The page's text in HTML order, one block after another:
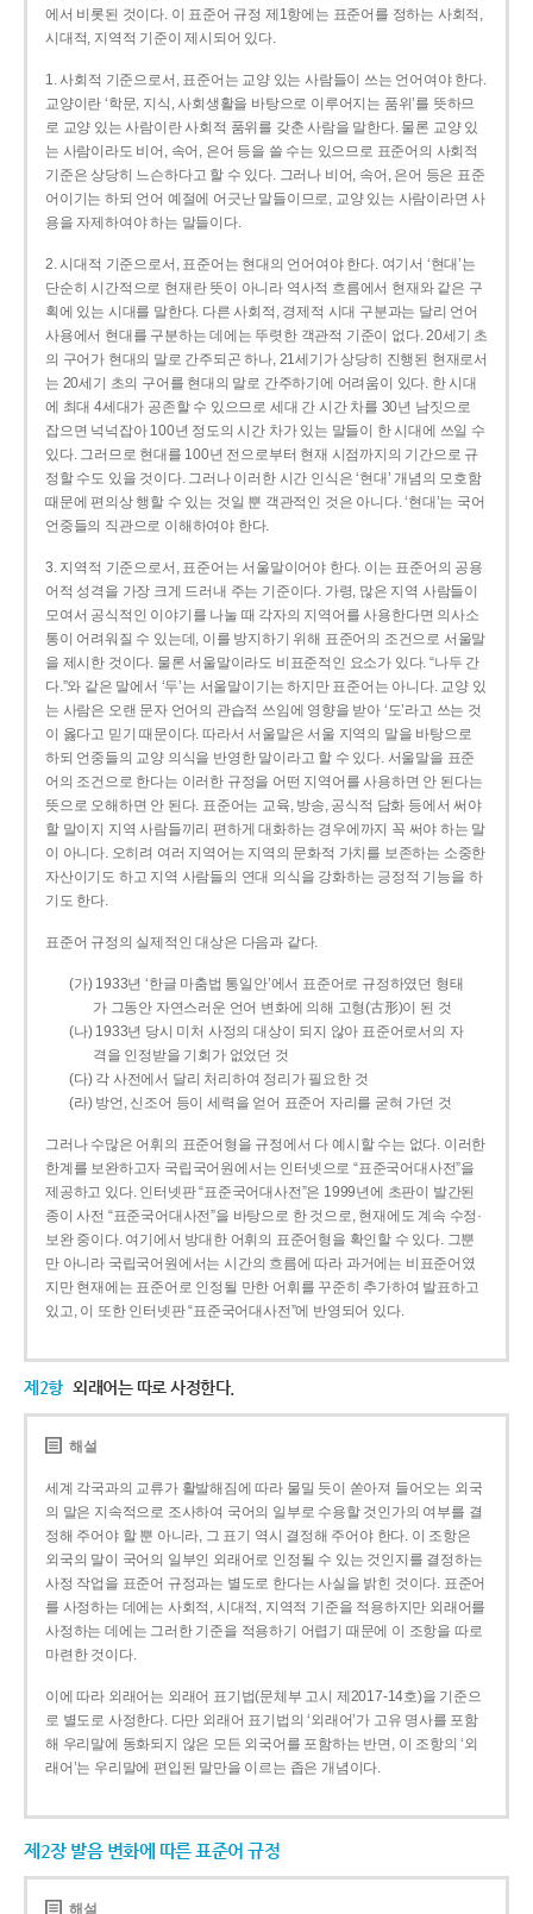
에서 비롯된 것이다. 이 표준어 규정 제1항에는 표준어를 정하는 사회적,
시대적, 지역적 기준이 제시되어 있다.
1. 사회적 기준으로서, 표준어는 교양 있는 사람들이 쓰는 언어여야 한다.
교양이란 ‘학문, 지식, 사회생활을 바탕으로 이루어지는 품위’를 뜻하므
로 교양 있는 사람이란 사회적 품위를 갖춘 사람을 말한다. 물론 교양 있
는 사람이라도 비어, 속어, 은어 등을 쓸 수는 있으므로 표준어의 사회적
기준은 상당히 느슨하다고 할 수 있다. 그러나 비어, 속어, 은어 등은 표준
어이기는 하되 언어 예절에 어긋난 말들이므로, 교양 있는 사람이라면 사
용을 자제하여야 하는 말들이다.
2. 시대적 기준으로서, 표준어는 현대의 언어여야 한다. 여기서 ‘현대’는
단순히 시간적으로 현재란 뜻이 아니라 역사적 흐름에서 현재와 같은 구
획에 있는 시대를 말한다. 다른 사회적, 경제적 시대 구분과는 달리 언어
사용에서 현대를 구분하는 데에는 뚜렷한 객관적 기준이 없다. 20세기 초
의 구어가 현대의 말로 간주되곤 하나, 21세기가 상당히 진행된 현재로서
는 20세기 초의 구어를 현대의 말로 간주하기에 어려움이 있다. 한 시대
에 최대 4세대가 공존할 수 있으므로 세대 간 시간 차를 30년 남짓으로
잡으면 넉넉잡아 100년 정도의 시간 차가 있는 말들이 한 시대에 쓰일 수
있다. 그러므로 현대를 100년 전으로부터 현재 시점까지의 기간으로 규
정할 수도 있을 것이다. 그러나 이러한 시간 인식은 ‘현대’ 개념의 모호함
때문에 편의상 행할 수 있는 것일 뿐 객관적인 것은 아니다. ‘현대’는 국어
언중들의 직관으로 이해하여야 한다.
3. 지역적 기준으로서, 표준어는 서울말이어야 한다. 이는 표준어의 공용
어적 성격을 가장 크게 드러내 주는 기준이다. 가령, 많은 지역 사람들이
모여서 공식적인 이야기를 나눌 때 각자의 지역어를 사용한다면 의사소
통이 어려워질 수 있는데, 이를 방지하기 위해 표준어의 조건으로 서울말
을 제시한 것이다. 물론 서울말이라도 비표준적인 요소가 있다. “나두 간
다.”와 같은 말에서 ‘두’는 서울말이기는 하지만 표준어는 아니다. 교양 있
는 사람은 오랜 문자 언어의 관습적 쓰임에 영향을 받아 ‘도’라고 쓰는 것
이 옳다고 믿기 때문이다. 따라서 서울말은 서울 지역의 말을 바탕으로
하되 언중들의 교양 의식을 반영한 말이라고 할 수 있다. 서울말을 표준
어의 조건으로 한다는 이러한 규정을 어떤 지역어를 사용하면 안 된다는
뜻으로 오해하면 안 된다. 표준어는 교육, 방송, 공식적 담화 등에서 써야
할 말이지 지역 사람들끼리 편하게 대화하는 경우에까지 꼭 써야 하는 말
이 아니다. 오히려 여러 지역어는 지역의 문화적 가치를 보존하는 소중한
자산이기도 하고 지역 사람들의 연대 의식을 강화하는 긍정적 기능을 하
기도 한다.
표준어 규정의 실제적인 대상은 다음과 같다.
(가) 1933년 ‘한글 마춤법 통일안’에서 표준어로 규정하였던 형태
가 그동안 자연스러운 언어 변화에 의해 고형(古形)이 된 것
(나) 1933년 당시 미처 사정의 대상이 되지 않아 표준어로서의 자
격을 인정받을 기회가 없었던 것
(다) 각 사전에서 달리 처리하여 정리가 필요한 것
(라) 방언, 신조어 등이 세력을 얻어 표준어 자리를 굳혀 가던 것
그러나 수많은 어휘의 표준어형을 규정에서 다 예시할 수는 없다. 이러한
한계를 보완하고자 국립국어원에서는 인터넷으로 “표준국어대사전”을
제공하고 있다. 인터넷판 “표준국어대사전”은 1999년에 초판이 발간된
종이 사전 “표준국어대사전”을 바탕으로 한 것으로, 현재에도 계속 수정·
보완 중이다. 여기에서 방대한 어휘의 표준어형을 확인할 수 있다. 그뿐
만 아니라 국립국어원에서는 시간의 흐름에 따라 과거에는 비표준어였
지만 현재에는 표준어로 인정될 만한 어휘를 꾸준히 추가하여 발표하고
있고, 이 또한 인터넷판 “표준국어대사전”에 반영되어 있다.
제2항 외래어는 따로 사정한다.
해설
세계 각국과의 교류가 활발해짐에 따라 물밀 듯이 쏟아져 들어오는 외국
의 말은 지속적으로 조사하여 국어의 일부로 수용할 것인가의 여부를 결
정해 주어야 할 뿐 아니라, 그 표기 역시 결정해 주어야 한다. 이 조항은
외국의 말이 국어의 일부인 외래어로 인정될 수 있는 것인지를 결정하는
사정 작업을 표준어 규정과는 별도로 한다는 사실을 밝힌 것이다. 표준어
를 사정하는 데에는 사회적, 시대적, 지역적 기준을 적용하지만 외래어를
사정하는 데에는 그러한 기준을 적용하기 어렵기 때문에 이 조항을 따로
마련한 것이다.
이에 따라 외래어는 외래어 표기법(문체부 고시 제2017-14호)을 기준으
로 별도로 사정한다. 다만 외래어 표기법의 ‘외래어’가 고유 명사를 포함
해 우리말에 동화되지 않은 모든 외국어를 포함하는 반면, 이 조항의 ‘외
래어’는 우리말에 편입된 말만을 이르는 좁은 개념이다.
제2장 발음 변화에 따른 표준어 규정
해설